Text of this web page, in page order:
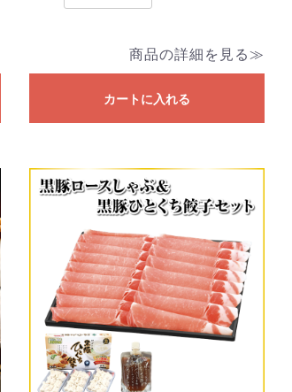
商品の詳細を見る≫
カートに入れる